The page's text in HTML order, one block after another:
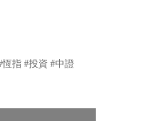
指 #投資 #中證